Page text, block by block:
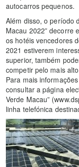
autocarros pequenos.
Além disso, o período
Macau 2022” decorre
os hotéis vencedores
2021 estiverem
superior, também
competir pelo mais
Para mais
consultar a página
Verde Macau”
linha telefónica